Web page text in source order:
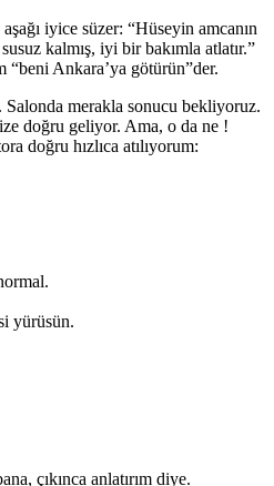
iyice süzer: “Hüseyin amcanın
kalmış, iyi bir bakımla atlatır.”
“beni Ankara’ya götürün”der.
Salonda merakla sonucu bekliyoruz.
doğru geliyor. Ama, o da ne !
doğru hızlıca atılıyorum:
yürüsün.
çıkınca anlatırım diye.